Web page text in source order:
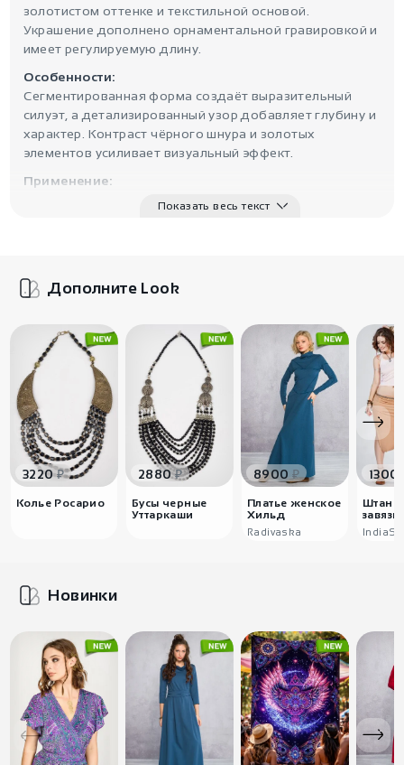
золотистом оттенке и текстильной основой.
Украшение дополнено орнаментальной гравировкой и
имеет регулируемую длину.
Особенности:
Сегментированная форма создаёт выразительный
силуэт, а детализированный узор добавляет глубину и
характер. Контраст чёрного шнура и золотых
элементов усиливает визуальный эффект.
Применение:
Идеально для образов в стиле бохо и этника.
Показать весь текст
Дополните Look
3220₽
Колье Росарио
2880₽
Бусы черные
Уттаркаши
8900 ₽
Платье женское
Хильд
Radivaska
1300
Штаны
Новинки